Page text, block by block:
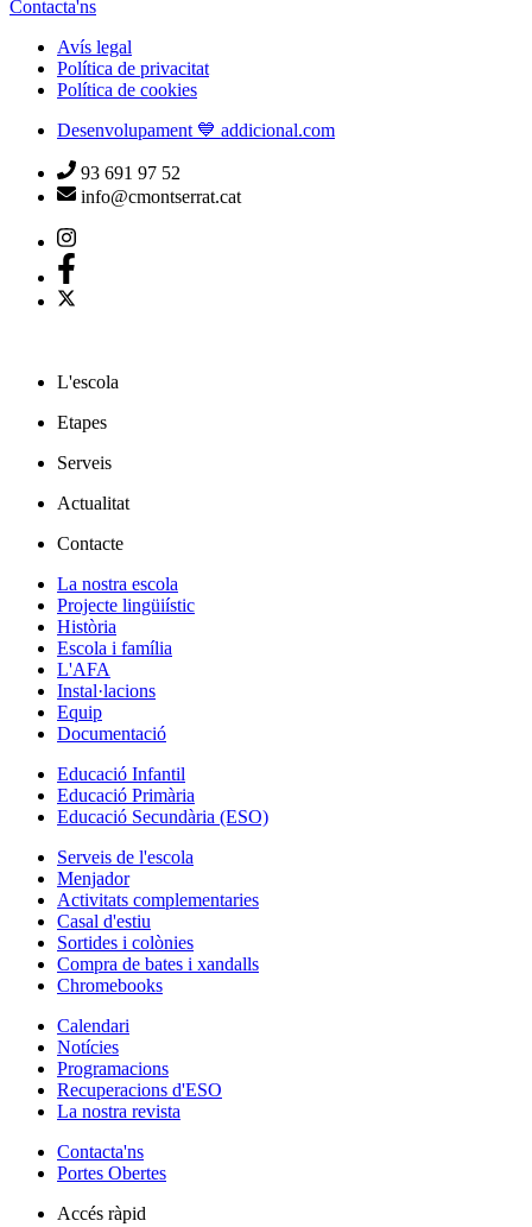
Contacta'ns
Avís legal
Política de privacitat
Política de cookies
Desenvolupament 💙 addicional.com
93 691 97 52
info@cmontserrat.cat
L'escola
Etapes
Serveis
Actualitat
Contacte
La nostra escola
Projecte lingüiístic
Història
Escola i família
L'AFA
Instal·lacions
Equip
Documentació
Educació Infantil
Educació Primària
Educació Secundària (ESO)
Serveis de l'escola
Menjador
Activitats complementaries
Casal d'estiu
Sortides i colònies
Compra de bates i xandalls
Chromebooks
Calendari
Notícies
Programacions
Recuperacions d'ESO
La nostra revista
Contacta'ns
Portes Obertes
Accés ràpid